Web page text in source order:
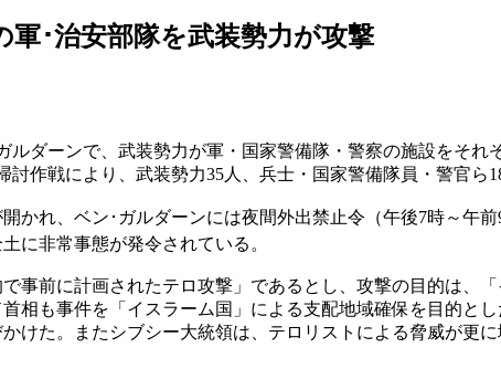
･治安部隊を武装勢力が攻撃
ダーンで、武装勢力が軍・国家警備隊・警察の施設をそ
作戦により、武装勢力35人、兵士・国家警備隊員・警官ら
かれ、ベン･ガルダーンには夜間外出禁止令（午後7時～午
に非常事態が発令されている。
事前に計画されたテロ攻撃」であるとし、攻撃の目的は、
相も事件を「イスラーム国」による支配地域確保を目的と
けた。またシブシー大統領は、テロリストによる脅威が更